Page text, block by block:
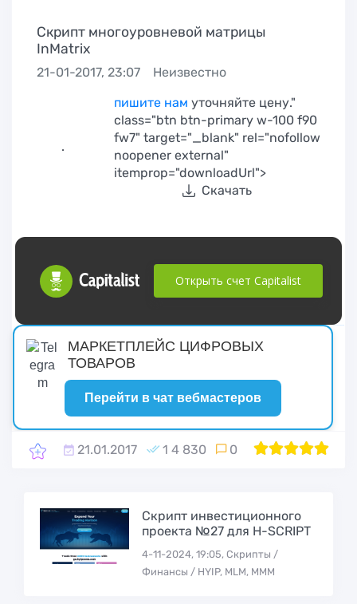
Скрипт многоуровневой матрицы
InMatrix
21-01-2017, 23:07 Неизвестно
.
пишите нам уточняйте цену."
class="btn btn-primary w-100 f90
fw7" target="_blank" rel="nofollow
noopener external"
itemprop="downloadUrl">
Скачать
Открыть счет Capitalist
МАРКЕТПЛЕЙС ЦИФРОВЫХ
ТОВАРОВ
Перейти в чат вебмастеров
21.01.2017 1 4 830 0 100
1 2 3 4 5
Скрипт инвестиционного
проекта №27 для H-SCRIPT
4-11-2024, 19:05, Скрипты /
Финансы / HYIP, MLM, МММ